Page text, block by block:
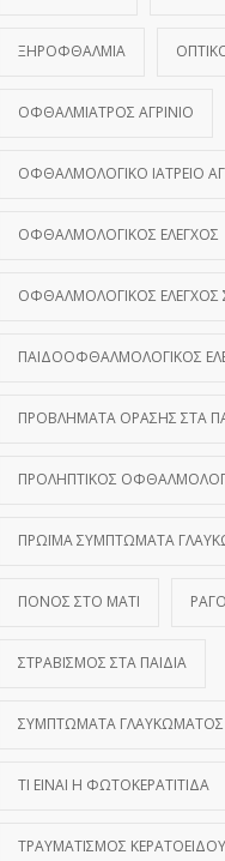
ΞΗΡΟΦΘΑΛΜΊΑ
ΟΦΘΑΛΜΊΑΤΡΟΣ ΑΓΡΊΝΙΟ
ΟΦΘΑΛΜΟΛΟΓΙΚΌ ΙΑΤΡΕΊΟ
ΟΦΘΑΛΜΟΛΟΓΙΚΌΣ ΈΛΕΓΧΟΣ
ΟΦΘΑΛΜΟΛΟΓΙΚΌΣ ΈΛΕΓΧΟΣ
ΠΑΙΔΟΟΦΘΑΛΜΟΛΟΓΙΚΌΣ
ΠΡΟΒΛΉΜΑΤΑ ΌΡΑΣΗΣ ΣΤΑ
ΠΡΟΛΗΠΤΙΚΌΣ
ΠΡΏΙΜΑ ΣΥΜΠΤΏΜΑΤΑ
ΠΌΝΟΣ ΣΤΟ ΜΆΤΙ
ΣΤΡΑΒΙΣΜΌΣ ΣΤΑ ΠΑΙΔΙΆ
ΣΥΜΠΤΏΜΑΤΑ ΓΛΑΥΚΏΜΑΤΟΣ
ΤΙ ΕΊΝΑΙ Η ΦΩΤΟΚΕΡΑΤΊΤΙΔΑ
ΤΡΑΥΜΑΤΙΣΜΌΣ